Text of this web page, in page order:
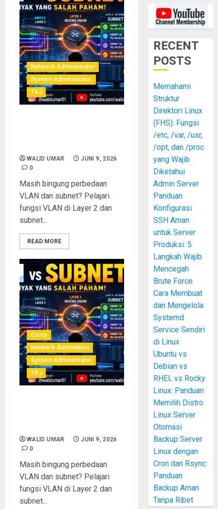
Network Administrator
System Administrator
TKJ
WALID UMAR
JUNI 9, 2026
0
Masih bingung perbedaan
VLAN dan subnet? Pelajari
fungsi VLAN di Layer 2 dan
subnet...
READ MORE
Cisco
Network Automation
System Administrator
TKJ
WALID UMAR
JUNI 9, 2026
0
Masih bingung perbedaan
VLAN dan subnet? Pelajari
fungsi VLAN di Layer 2 dan
subnet...
RECENT
POSTS
Memahami
Struktur
Direktori Linux
(FHS): Fungsi
/etc, /var, /usr,
/opt, dan /proc
yang Wajib
Diketahui
Admin Server
Panduan
Konfigurasi
SSH Aman
untuk Server
Produksi: 5
Langkah Wajib
Mencegah
Brute Force
Cara Membuat
dan Mengelola
Systemd
Service Sendiri
di Linux
Ubuntu vs
Debian vs
RHEL vs Rocky
Linux: Panduan
Memilih Distro
Linux Server
Otomasi
Backup Server
Linux dengan
Cron dan Rsync:
Panduan
Backup Aman
Tanpa Ribet